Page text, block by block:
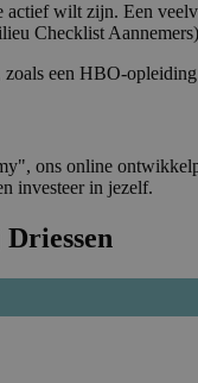
wilt zijn. Een
Checklist
een HBO-
ons online
investeer in jezelf.